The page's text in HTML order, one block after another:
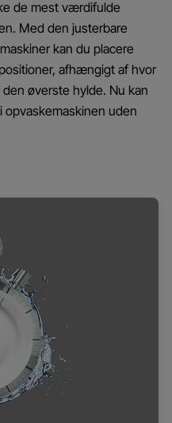
de mest værdifulde
Med den justerbare
kan du placere
afhængigt af hvor
øverste hylde. Nu kan
uden